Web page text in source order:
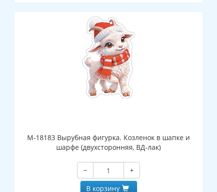
М-18183 Вырубная фигурка. Козленок в шапке и
шарфе (двухсторонняя, ВД-лак)
−
+
В корзину